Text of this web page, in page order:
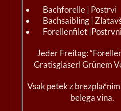
Bachforelle | Postrvi
Bachsaibling |
Forellenfilet
Jeder Freitag:
Gratisglaserl Grünem
Vsak petek z
belega vina.